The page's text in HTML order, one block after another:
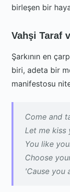
birleşen bir
Vahşi Taraf
Şarkının en
biri, adeta bir
manifestosu
Come and
Let me kiss
You like
Choose
'Cause you